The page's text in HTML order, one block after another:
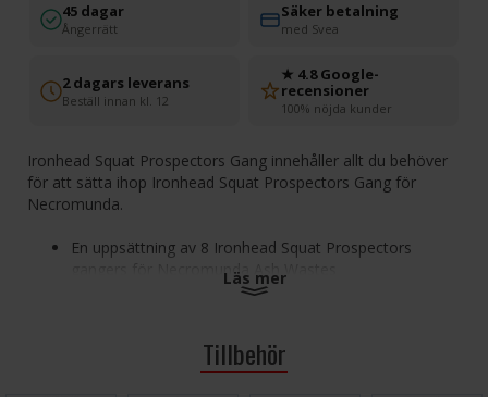
45 dagar
Ångerrätt
Säker betalning
med Svea
2 dagars leverans
Beställ innan kl. 12
★ 4.8 Google-
recensioner
100% nöjda kunder
Ironhead Squat Prospectors Gang innehåller allt du behöver
för att sätta ihop Ironhead Squat Prospectors Gang för
Necromunda.
En uppsättning av 8 Ironhead Squat Prospectors
gangers för Necromunda Ash Wastes
En uppsjö av anpassningsalternativ, med utrustnings-
i den onda ödemarken Ash Wastes
Läs mer
Tillbehör